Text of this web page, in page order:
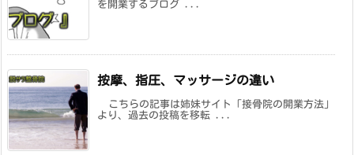
を開業するブログ ...
按摩、指圧、マッサージの違い
こちらの記事は姉妹サイト「接骨院の開業方法」
より、過去の投稿を移転 ...